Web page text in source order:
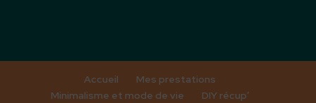
Accueil
Mes prestations
Minimalisme et mode de vie
DIY récup’